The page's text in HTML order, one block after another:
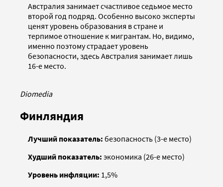
Австралия занимает счастливое седьмое место
второй год подряд. Особенно высоко эксперты
ценят уровень образования в стране и
терпимое отношение к мигрантам. Но, видимо,
именно поэтому страдает уровень
безопасности, здесь Австралия занимает лишь
16-е место.
Diomedia
Финляндия
Лучший показатель: безопасность (3-е место)
Худший показатель: экономика (26-е место)
Уровень инфляции: 1,5%